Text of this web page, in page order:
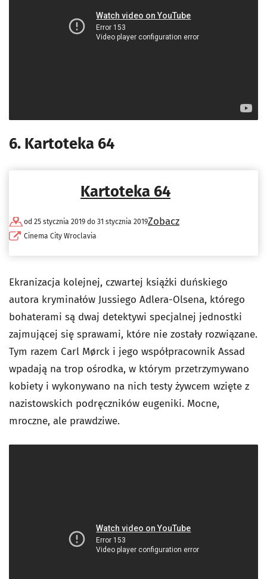
6. Kartoteka 64
Kartoteka 64
od 25 stycznia 2019 do 31 stycznia 2019
Cinema City Wroclavia
Zobacz
Ekranizacja kolejnej, czwartej książki duńskiego
autora kryminałów Jussiego Adlera-Olsena, którego
bohaterami są dwaj detektywi specjalnej jednostki
zajmującej się sprawami, które nie zostały rozwiązane.
Tym razem Carl Mørck i jego współpracownik Assad
wpadają na trop ośrodka, w którym przetrzymywano
kobiety i wykonywano na nich testy żywcem wzięte z
nazistowskich podręczników eugeniki. Mocne,
mroczne, ale prawdziwe.